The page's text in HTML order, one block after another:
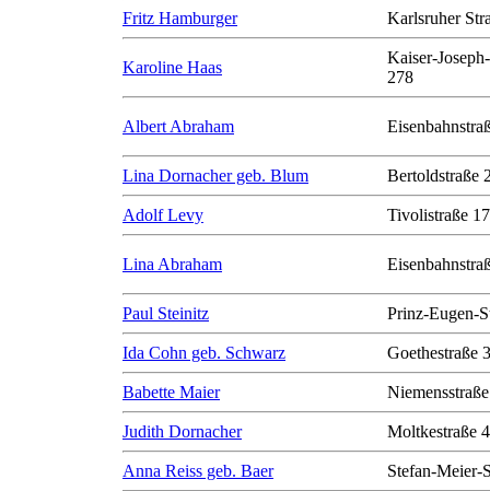
Fritz Hamburger Karlsruher
Karoline Haas
Kaiser-
278
Albert Abraham
Lina Dornacher geb. Blum Bertoldstraße
Adolf Levy Tivolistraße 17
Lina Abraham
Paul Steinitz Prinz-Eugen-
Ida Cohn geb. Schwarz Goethestraße 3
Babette Maier
Judith Dornacher Moltkestraße
Anna Reiss geb. Baer Stefan-Meier-